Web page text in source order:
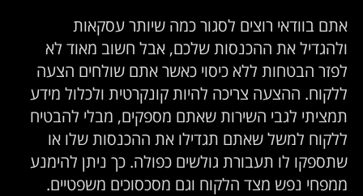
אתם בוודאי רוצים לסגור כמה שיותר עסקאות
ולהגדיל את ההכנסות שלכם, אבל חשוב מאוד לא
לפזר הבטחות ללא כיסוי כאשר אתם שולחים הצעה
ללקוח. ההצעה צריכה להיות קונקרטית ולכלול מידע
תמציתי לגבי השירות שאתם מספקים, מבלי להבטיח
ללקוח למשל שאתם תגדילו את ההכנסות שלו או
שתספקו לו תעבורת גולשים כפולה. כך ניתן להימנע
ממפחי נפש מצד הלקוח וגם מסכסוכים משפטיים.